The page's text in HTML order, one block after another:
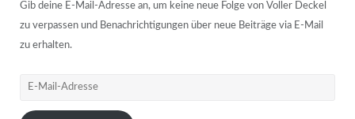
Gib deine E-Mail-Adresse an, um keine neue Folge von Voller Deckel
zu verpassen und Benachrichtigungen über neue Beiträge via E-Mail
zu erhalten.